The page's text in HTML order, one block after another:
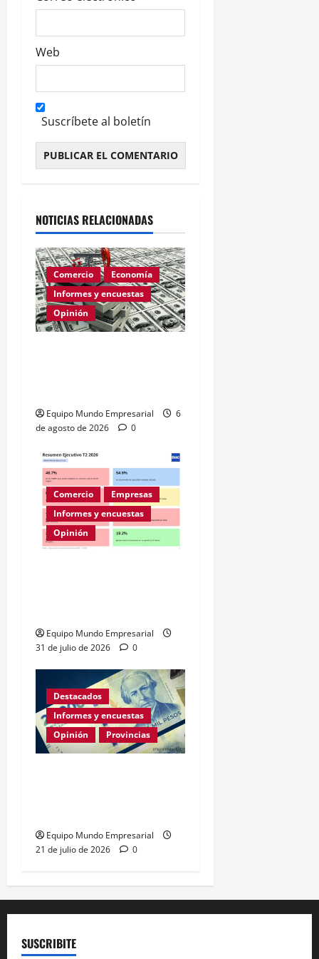
Web
Suscríbete al boletín
NOTICIAS RELACIONADAS
Comercio
Economía
Informes y encuestas
Opinión
Equipo Mundo Empresarial
6
de agosto de 2026
0
Comercio
Empresas
Informes y encuestas
Opinión
Equipo Mundo Empresarial
31 de julio de 2026
0
Destacados
Informes y encuestas
Opinión
Provincias
Equipo Mundo Empresarial
21 de julio de 2026
0
SUSCRIBITE